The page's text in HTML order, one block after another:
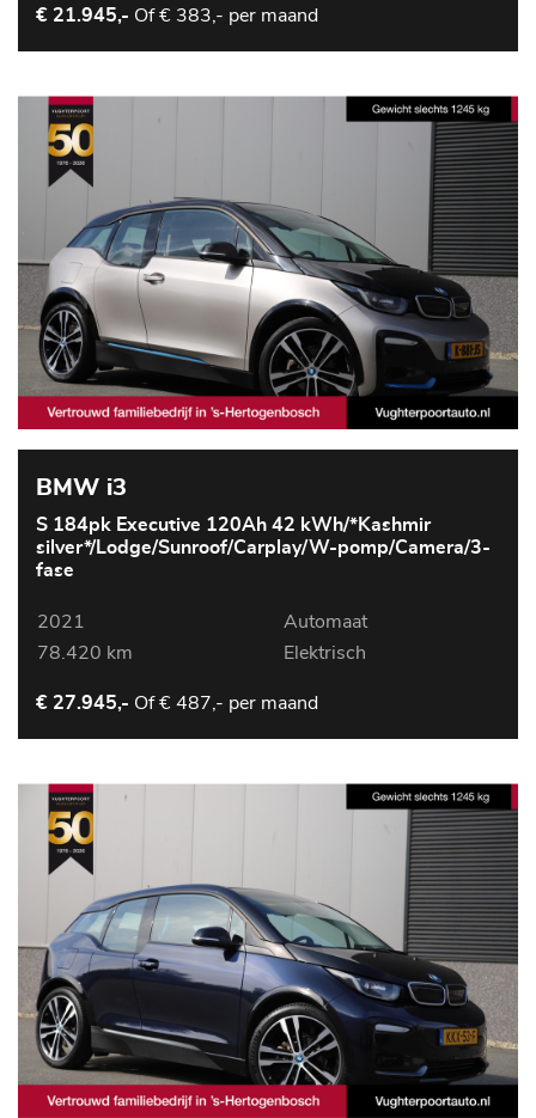
€ 21.945,- Of€ 383,- per maand
BMW i3
S 184pk Executive 120Ah 42 kWh/*Kashmir
silver*/Lodge/Sunroof/Carplay/W-pomp/Camera/3-
fase
2021
Automaat
78.420 km
Elektrisch
€ 27.945,- Of€ 487,- per maand